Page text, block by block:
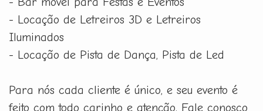
- Locação de Letreiros 3D e Letreiros
Iluminados
- Locação de Pista de Dança, Pista de Led
Para nós cada cliente é único, e seu evento é
feito com todo carinho e atenção. Fale conosco